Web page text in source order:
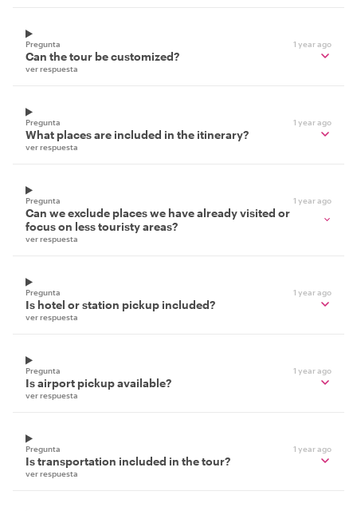
Pregunta 1 year ago
Can the tour be customized?
ver respuesta
Pregunta 1 year ago
What places are included in the itinerary?
ver respuesta
Pregunta 1 year ago
Can we exclude places we have already visited or
focus on less touristy areas?
ver respuesta
Pregunta 1 year ago
Is hotel or station pickup included?
ver respuesta
Pregunta 1 year ago
Is airport pickup available?
ver respuesta
Pregunta 1 year ago
Is transportation included in the tour?
ver respuesta